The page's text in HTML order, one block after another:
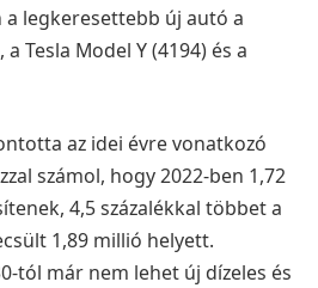
legkeresettebb új autó a
Tesla Model Y (4194) és a
az idei évre vonatkozó
számol, hogy 2022-ben 1,72
4,5 százalékkal többet a
1,89 millió helyett.
tól már nem lehet új dízeles és